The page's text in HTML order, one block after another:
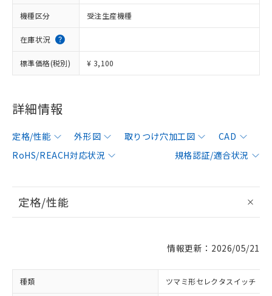
機種区分 受注生産機種
在庫状況
標準価格(税別) ¥ 3,100
詳細情報
定格/性能 外形図 取りつけ穴加工図
CAD
RoHS/REACH対応状況
規格認証/適合状況
定格/性能
情報更新：2026/05/21
種類 ツマミ形セレクタスイッチ